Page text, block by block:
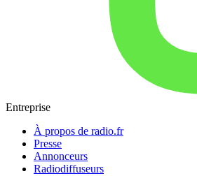
Entreprise
À propos de radio.fr
Presse
Annonceurs
Radiodiffuseurs